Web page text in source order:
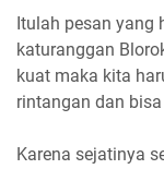
Itulah pesan yang
katuranggan
kuat maka kita
rintangan dan
Karena sejatinya